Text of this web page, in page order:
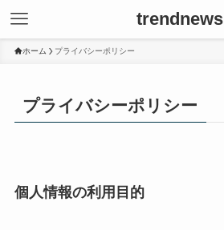
trendnews
ホーム プライバシーポリシー
プライバシーポリシー
個人情報の利用目的